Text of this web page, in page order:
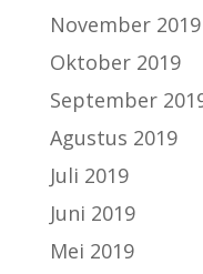
November 2019
Oktober 2019
September
Agustus 2019
Juli 2019
Juni 2019
Mei 2019